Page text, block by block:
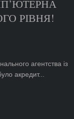
РІВНЯ!
агентства із
акредит...